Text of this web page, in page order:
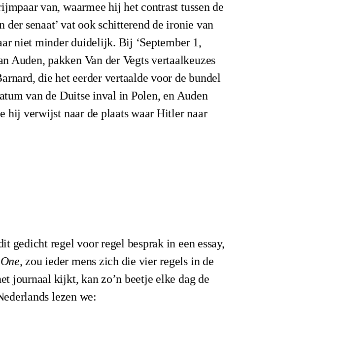
van, waarmee hij het contrast tussen de
der senaat’ vat ook schitterend de ironie van
niet minder duidelijk. Bij ‘September 1,
Auden, pakken Van der Vegts vertaalkeuzes
die het eerder vertaalde voor de bundel
van de Duitse inval in Polen, en Auden
hij verwijst naar de plaats waar Hitler naar
gedicht regel voor regel besprak in een essay,
, zou ieder mens zich die vier regels in de
journaal kijkt, kan zo’n beetje elke dag de
lezen we: